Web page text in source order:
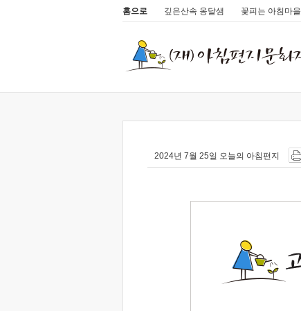
홈으로 깊은산속 옹달샘 꽃피는 아침마을
2024년 7월 25일 오늘의 아침편지